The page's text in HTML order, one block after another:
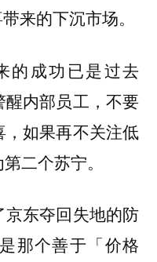
来的下沉市场。
的成功已是过去
内部员工，不要
如果再不关注低
二个苏宁。
东夺回失地的防
那个善于「价格